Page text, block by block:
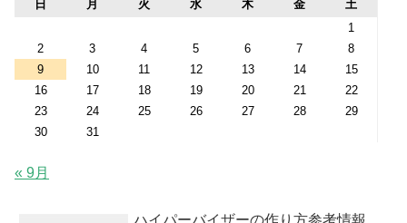
日 月 火 水 木 金
土
1
2
3 4 5 6 7
8
9
10 11 12 13 14
15
16
17 18 19 20 21
22
23
24 25 26 27 28
29
30
31
« 9月
ハイパーバイザーの作り方参考情報